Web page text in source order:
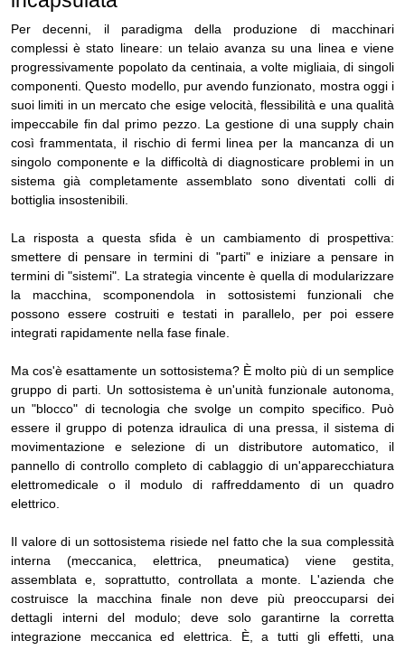
Per decenni, il paradigma della produzione di macchinari
complessi è stato lineare: un telaio avanza su una linea e viene
progressivamente popolato da centinaia, a volte migliaia, di singoli
componenti. Questo modello, pur avendo funzionato, mostra oggi i
suoi limiti in un mercato che esige velocità, flessibilità e una qualità
impeccabile fin dal primo pezzo. La gestione di una supply chain
così frammentata, il rischio di fermi linea per la mancanza di un
singolo componente e la difficoltà di diagnosticare problemi in un
sistema già completamente assemblato sono diventati colli di
bottiglia insostenibili.
La risposta a questa sfida è un cambiamento di prospettiva:
smettere di pensare in termini di "parti" e iniziare a pensare in
termini di "sistemi". La strategia vincente è quella di modularizzare
la macchina, scomponendola in sottosistemi funzionali che
possono essere costruiti e testati in parallelo, per poi essere
integrati rapidamente nella fase finale.
Ma cos'è esattamente un sottosistema? È molto più di un semplice
gruppo di parti. Un sottosistema è un'unità funzionale autonoma,
un "blocco" di tecnologia che svolge un compito specifico. Può
essere il gruppo di potenza idraulica di una pressa, il sistema di
movimentazione e selezione di un distributore automatico, il
pannello di controllo completo di cablaggio di un'apparecchiatura
elettromedicale o il modulo di raffreddamento di un quadro
elettrico.
Il valore di un sottosistema risiede nel fatto che la sua complessità
interna (meccanica, elettrica, pneumatica) viene gestita,
assemblata e, soprattutto, controllata a monte. L'azienda che
costruisce la macchina finale non deve più preoccuparsi dei
dettagli interni del modulo; deve solo garantirne la corretta
integrazione meccanica ed elettrica. È, a tutti gli effetti, una